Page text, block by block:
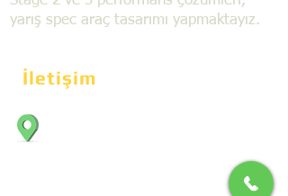
yarış spec araç tasarımı yapmaktayız.
İletişim